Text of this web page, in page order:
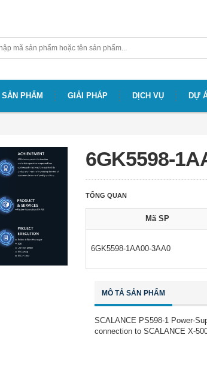
SẢN PHẨM GIẢI PHÁP DỊCH VỤ DỰ
6GK5598-
TỔNG QUAN
Mã SP
6GK5598-1AA00-3AA0
MÔ TẢ SẢN PHẨM
SCALANCE PS598-1 Power-
connection to SCALANCE X-